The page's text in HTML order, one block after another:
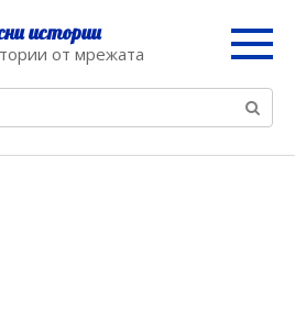
истории
от мрежата